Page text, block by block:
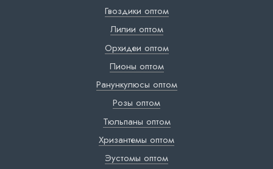
Гвоздики оптом
Лилии оптом
Орхидеи оптом
Пионы оптом
Ранункулюсы оптом
Розы оптом
Тюльпаны оптом
Хризантемы оптом
Эустомы оптом